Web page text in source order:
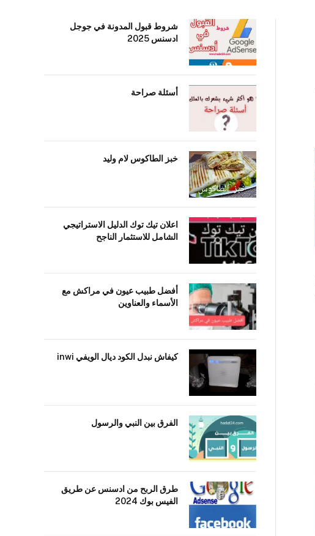
شروط قبول المدونة في جوجل
ادسنس 2025
أسئلة صراحة
خبز الطاكوس لام وليد
اعلان تيك توك الدليل الاستراتيجي
الشامل للاستثمار الناجح
أفضل طبيب عيون في مراكش مع
الأسماء والعناوين
كيفاش نبدل الكود ديال الويفي inwi
الفرق بين النبي والرسول
طرق الربح من ادسنس عن طريق
الفيس بوك 2024